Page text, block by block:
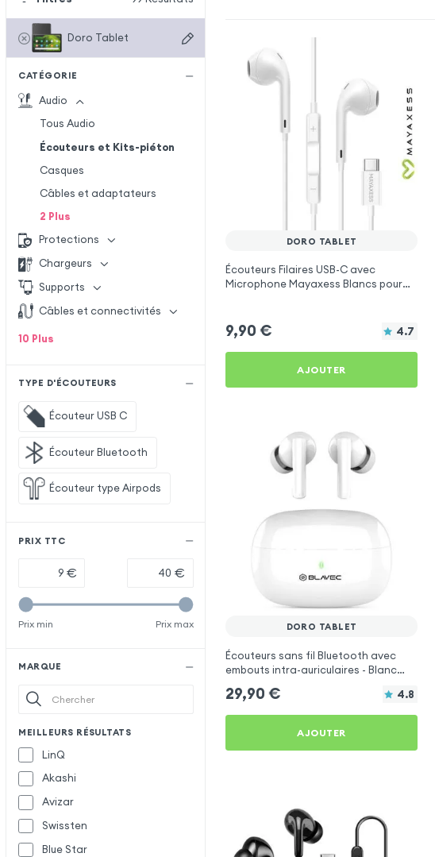
Doro Tablet
CATÉGORIE
Audio
Tous Audio
Écouteurs et Kits-piéton
Casques
Câbles et adaptateurs
2 Plus
Protections
Chargeurs
Supports
Câbles et connectivités
10 Plus
TYPE D'ÉCOUTEURS
Écouteur USB C
Écouteur Bluetooth
Écouteur type Airpods
PRIX TTC
€ €
Prix min Prix max
MARQUE
MEILLEURS RÉSULTATS
LinQ
Akashi
Avizar
Swissten
Blue Star
DORO TABLET
Écouteurs Filaires USB-C avec
Microphone Mayaxess Blancs pour
9,90 € 4.7
AJOUTER
DORO TABLET
Écouteurs sans fil Bluetooth avec
embouts intra-auriculaires - Blanc
29,90 € 4.8
AJOUTER